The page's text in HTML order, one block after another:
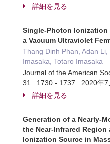
詳細を見る
Single-Photon
a Vacuum Ultraviolet
Thang Dinh Phan, Adan
Imasaka, Totaro Imasaka
Journal of the American
31 1730 - 1737 2020年7
詳細を見る
Generation of a Nearly-
the Near-Infrared Region
Ionization Source in